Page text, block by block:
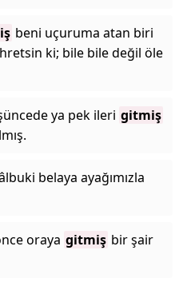
beni uçuruma atan biri
ki; bile bile değil öle
ya pek ileri gitmiş
belaya ayağımızla
oraya gitmiş bir şair